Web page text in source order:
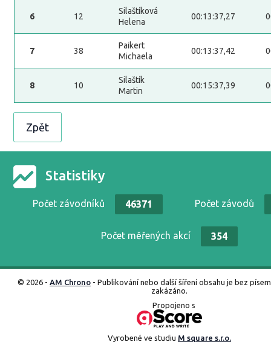
6 12
Silaštíková
Helena
00:13:37,27
7 38
Paikert
Michaela
00:13:37,42
8 10
Silaštík
Martin
00:15:37,39
Zpět
Statistiky
Počet závodníků 46371 Počet závodů
Počet měřených akcí 354
© 2026 - AM Chrono - Publikování nebo další šíření obsahu je bez
zakázáno.
Propojeno s
Vyrobené ve studiu M square s.r.o.